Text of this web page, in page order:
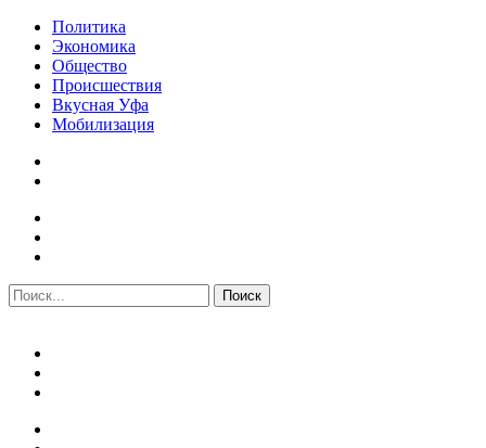
Политика
Экономика
Общество
Происшествия
Вкусная Уфа
Мобилизация